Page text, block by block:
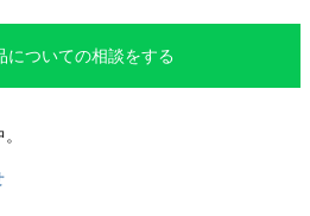
についての相談をする